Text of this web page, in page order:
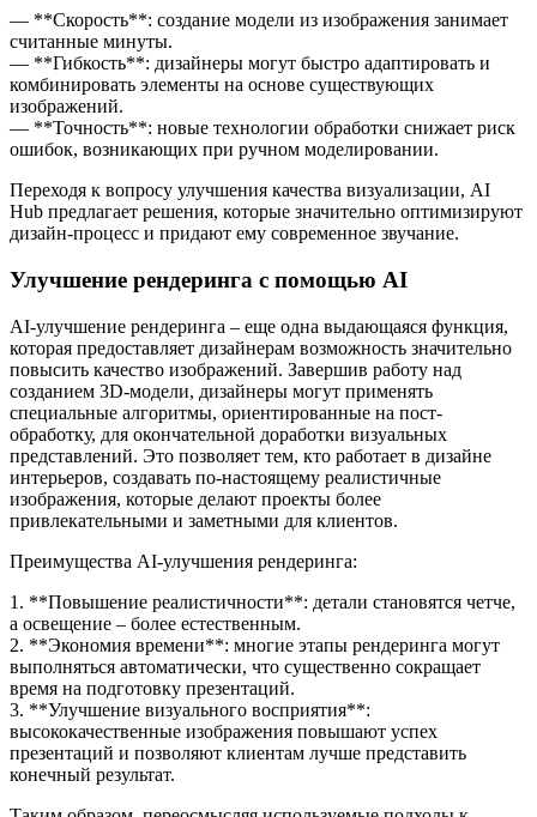
— **Скорость**: создание модели из изображения занимает
считанные минуты.
— **Гибкость**: дизайнеры могут быстро адаптировать и
комбинировать элементы на основе существующих
изображений.
— **Точность**: новые технологии обработки снижает риск
ошибок, возникающих при ручном моделировании.
Переходя к вопросу улучшения качества визуализации, AI
Hub предлагает решения, которые значительно оптимизируют
дизайн-процесс и придают ему современное звучание.
Улучшение рендеринга с помощью AI
AI-улучшение рендеринга – еще одна выдающаяся функция,
которая предоставляет дизайнерам возможность значительно
повысить качество изображений. Завершив работу над
созданием 3D-модели, дизайнеры могут применять
специальные алгоритмы, ориентированные на пост-
обработку, для окончательной доработки визуальных
представлений. Это позволяет тем, кто работает в дизайне
интерьеров, создавать по-настоящему реалистичные
изображения, которые делают проекты более
привлекательными и заметными для клиентов.
Преимущества AI-улучшения рендеринга:
1. **Повышение реалистичности**: детали становятся четче,
а освещение – более естественным.
2. **Экономия времени**: многие этапы рендеринга могут
выполняться автоматически, что существенно сокращает
время на подготовку презентаций.
3. **Улучшение визуального восприятия**:
высококачественные изображения повышают успех
презентаций и позволяют клиентам лучше представить
конечный результат.